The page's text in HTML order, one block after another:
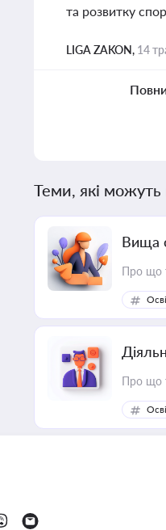
та розвитку
LIGA ZAKON, 14
Теми, які можуть
Вища
Про що
Про що